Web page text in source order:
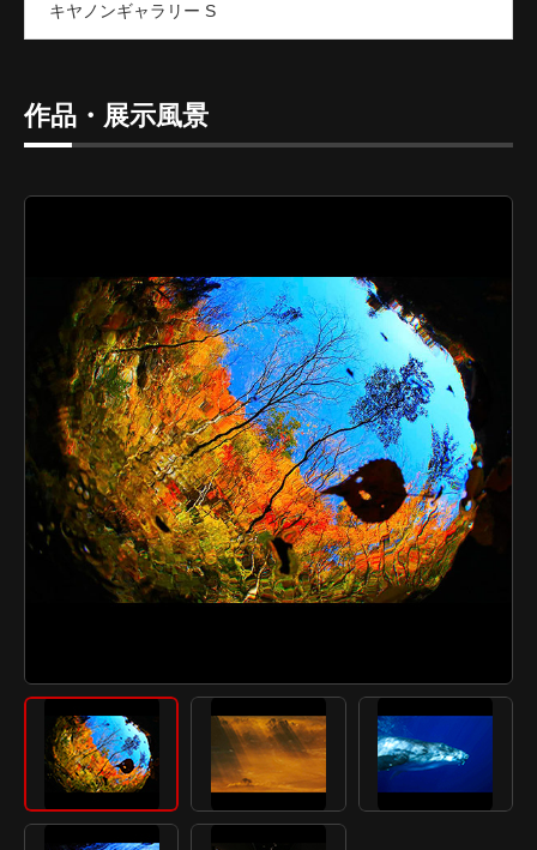
キヤノンギャラリー S
作品・展示風景